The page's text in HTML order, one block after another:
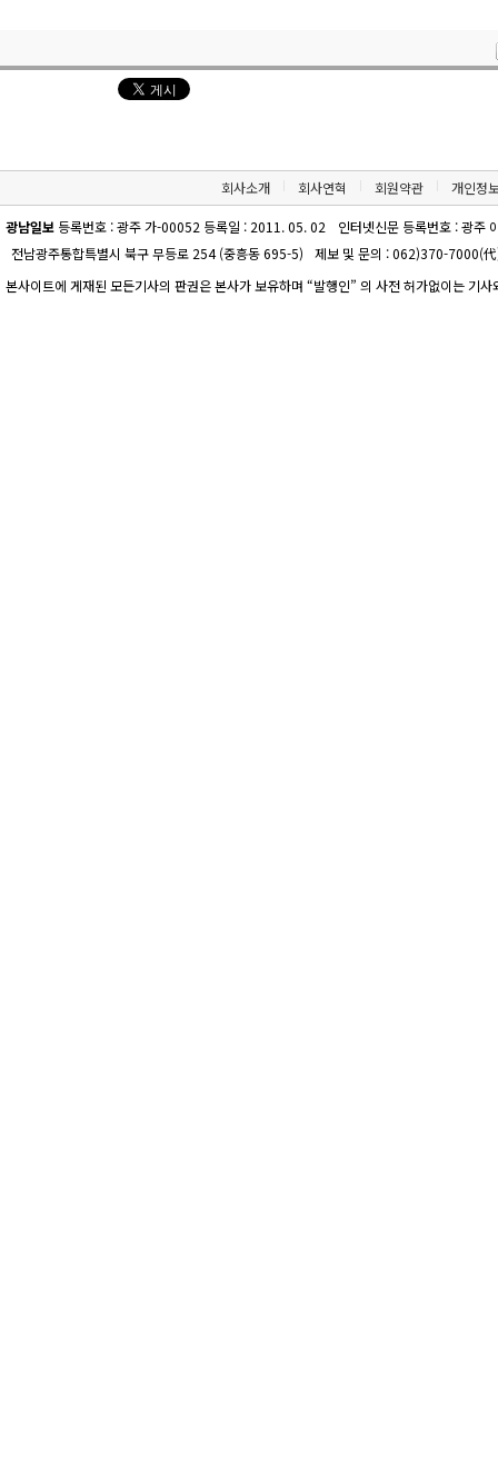
회사소개 회사연혁 회원약관 개인정
광남일보 등록번호 : 광주 가-00052 등록일 : 2011. 05. 02
인터넷신문 등록번호 : 광
전남광주통합특별시 북구 무등로 254 (중흥동 695-5)
제보 및 문의 : 062)370-7000(
본사이트에 게재된 모든기사의 판권은 본사가 보유하며 “발행인” 의 사전 허가없이는 기